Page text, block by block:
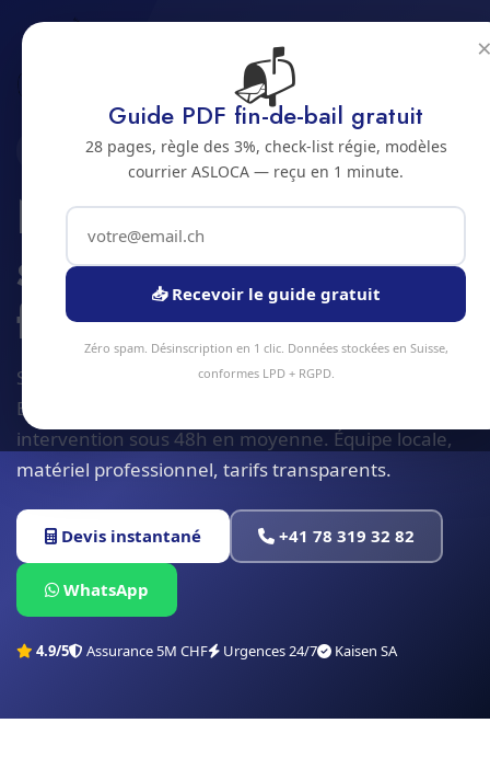
Nettoyage surfaces sensibles et fragiles
Jura bernois Bienne
2500 · JURA BERNOIS
Nettoyage de
surfaces sensibles et
fragiles a Bienne
Service nettoyage surfaces sensibles et fragiles à
Bienne et alentours. Devis gratuit sous 24h,
intervention sous 48h en moyenne. Équipe locale,
matériel professionnel, tarifs transparents.
Devis instantané +41 78 319 32 82
WhatsApp
4.9/5 Assurance 5M CHF Urgences 24/7 Kaisen SA
📬
Guide PDF fin-de-bail gratuit
28 pages, règle des 3%, check-list régie, modèles
courrier ASLOCA — reçu en 1 minute.
📥 Recevoir le guide gratuit
Zéro spam. Désinscription en 1 clic. Données stockées en Suisse,
conformes LPD + RGPD.